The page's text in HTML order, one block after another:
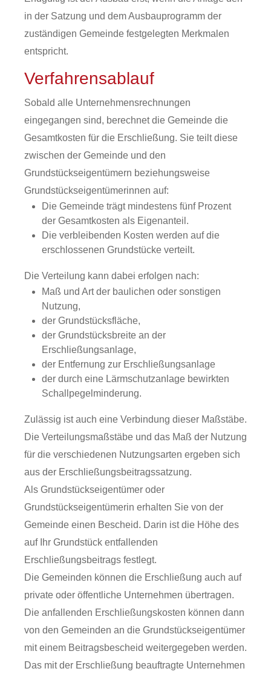
in der Satzung und dem Ausbauprogramm der
zuständigen Gemeinde festgelegten Merkmalen
entspricht.
Verfahrensablauf
Sobald alle Unternehmensrechnungen
eingegangen sind, berechnet die Gemeinde die
Gesamtkosten für die Erschließung. Sie teilt diese
zwischen der Gemeinde und den
Grundstückseigentümern beziehungsweise
Grundstückseigentümerinnen auf:
Die Gemeinde trägt mindestens fünf Prozent
der Gesamtkosten als Eigenanteil.
Die verbleibenden Kosten werden auf die
erschlossenen Grundstücke verteilt.
Die Verteilung kann dabei erfolgen nach:
Maß und Art der baulichen oder sonstigen
Nutzung,
der Grundstücksfläche,
der Grundstücksbreite an der
Erschließungsanlage,
der Entfernung zur Erschließungsanlage
der durch eine Lärmschutzanlage bewirkten
Schallpegelminderung.
Zulässig ist auch eine Verbindung dieser Maßstäbe.
Die Verteilungsmaßstäbe und das Maß der Nutzung
für die verschiedenen Nutzungsarten ergeben sich
aus der Erschließungsbeitragssatzung.
Als Grundstückseigentümer oder
Grundstückseigentümerin erhalten Sie von der
Gemeinde einen Bescheid. Darin ist die Höhe des
auf Ihr Grundstück entfallenden
Erschließungsbeitrags festlegt.
Die Gemeinden können die Erschließung auch auf
private oder öffentliche Unternehmen übertragen.
Die anfallenden Erschließungskosten können dann
von den Gemeinden an die Grundstückseigentümer
mit einem Beitragsbescheid weitergegeben werden.
Das mit der Erschließung beauftragte Unternehmen